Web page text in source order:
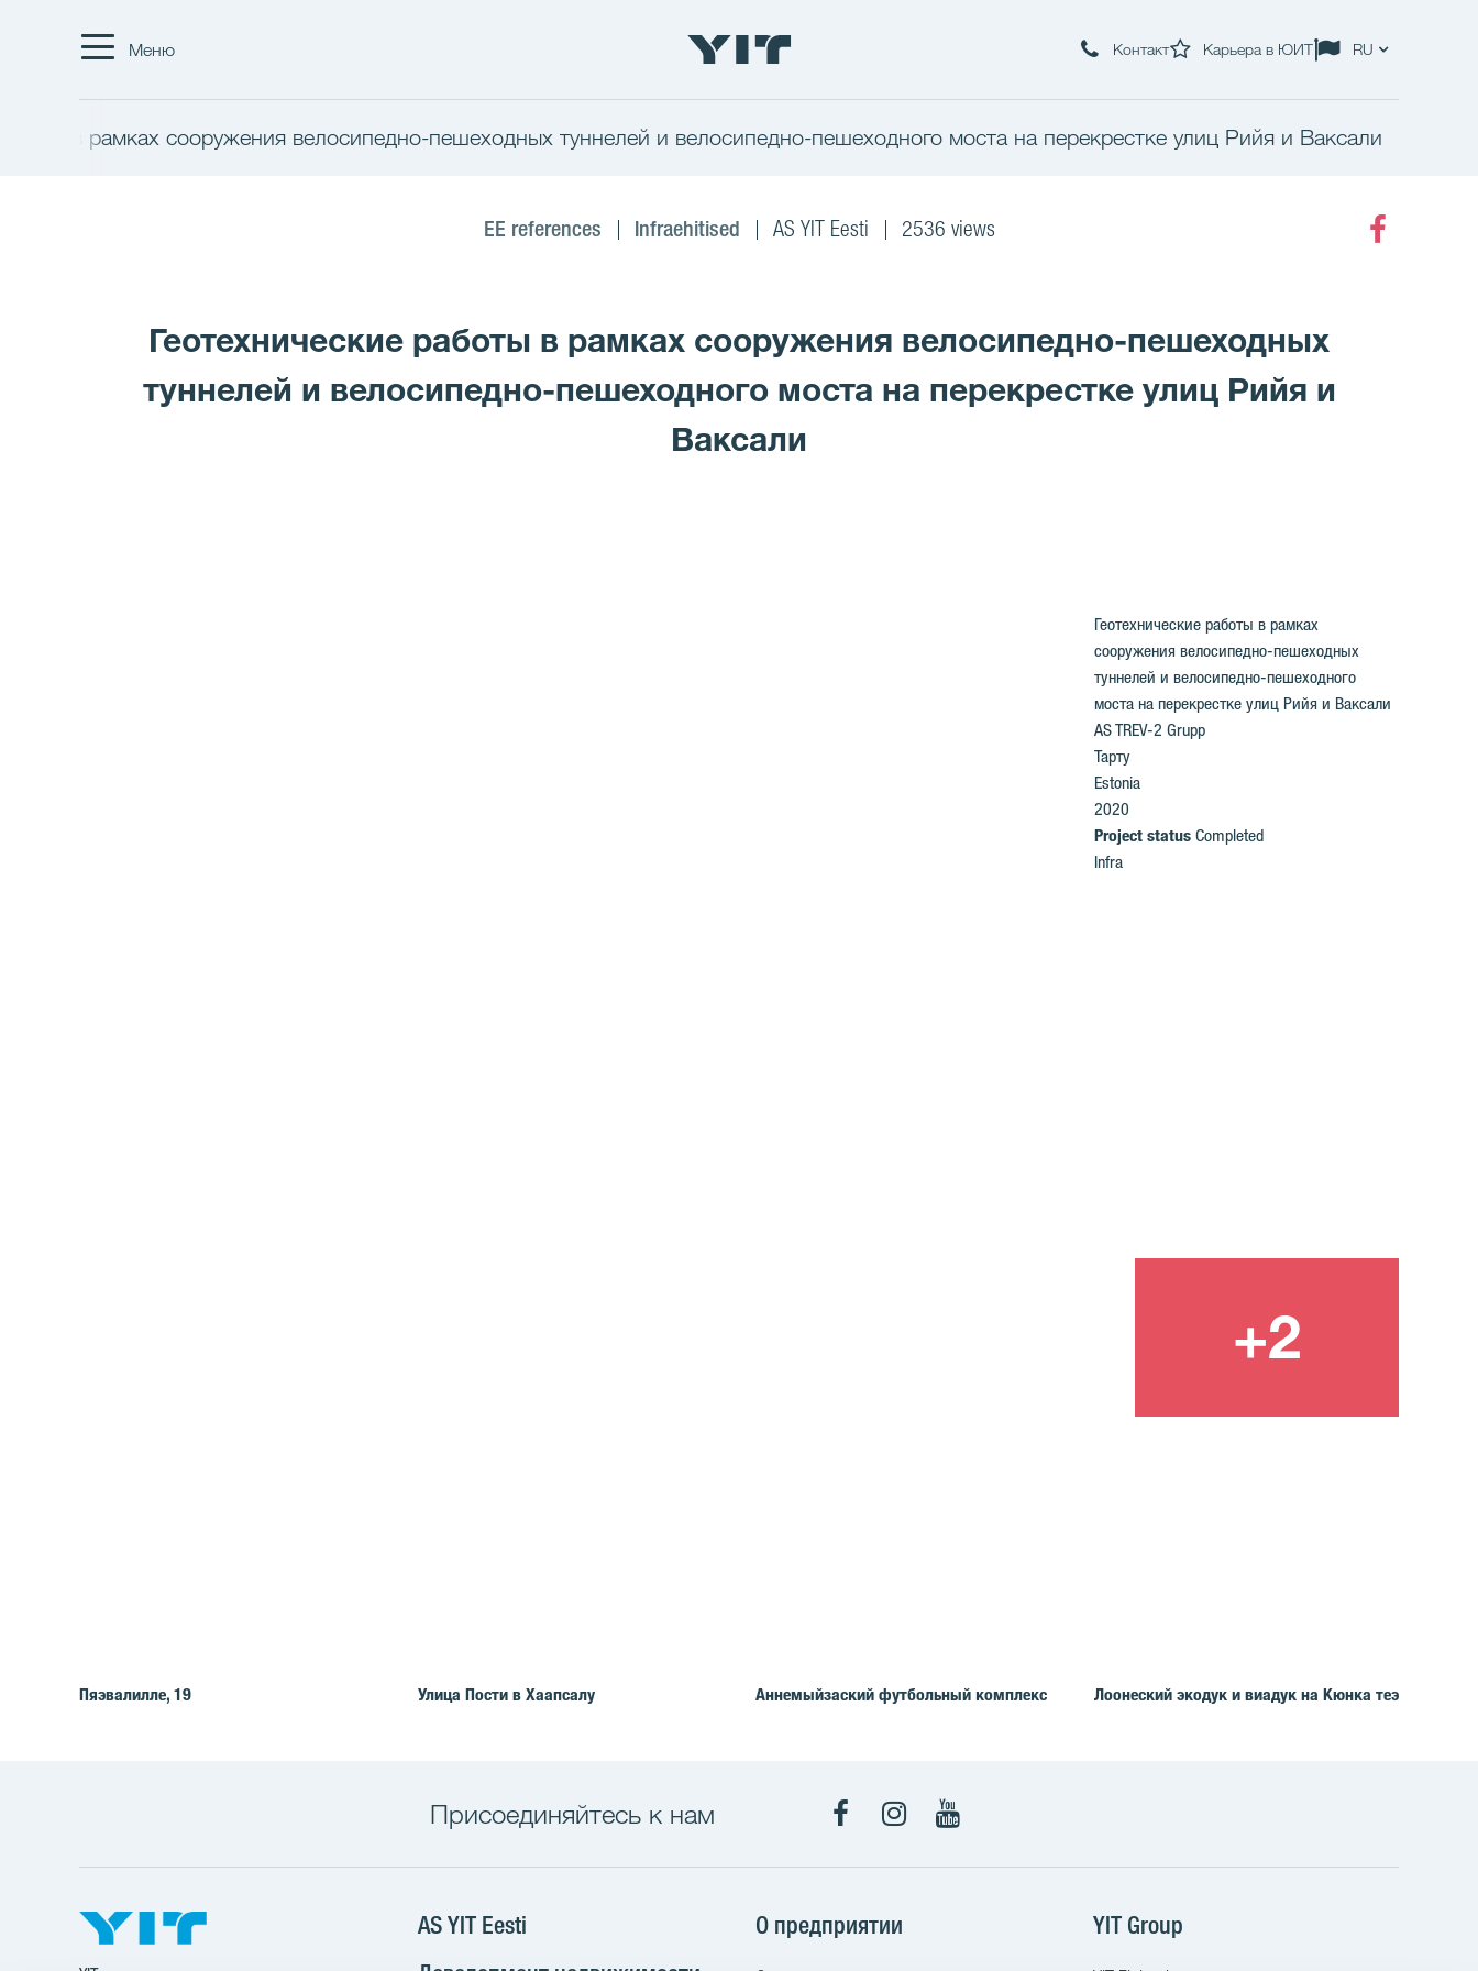
Меню Контакт Карьера в ЮИТ RU
в рамках сооружения велосипедно-пешеходных туннелей и велосипедно-пешеходного моста на перекрестке улиц Рийя и Ваксали
EE references Infraehitised AS YIT Eesti 2536 views
Геотехнические работы в рамках сооружения велосипедно-пешеходных
туннелей и велосипедно-пешеходного моста на перекрестке улиц Рийя и
Ваксали
Геотехнические работы в рамках
сооружения велосипедно-пешеходных
туннелей и велосипедно-пешеходного
моста на перекрестке улиц Рийя и Ваксали
AS TREV-2 Grupp
Тарту
Estonia
2020
Project status Completed
Infra
Пяэвалилле, 19 Улица Пости в Хаапсалу Аннемыйзаский футбольный комплекс Лоонеский экодук и виадук на Кюнка теэ
Присоединяйтесь к нам
AS YIT Eesti
О предприятии YIT Group